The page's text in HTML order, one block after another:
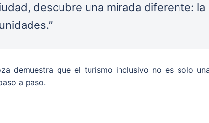
descubre una mirada diferente: la
demuestra que el turismo inclusivo no es solo
a paso.